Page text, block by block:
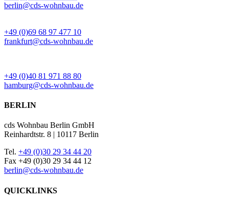
berlin@cds-wohnbau.de
+49 (0)69 68 97 477 10
frankfurt@cds-wohnbau.de
+49 (0)40 81 971 88 80
hamburg@cds-wohnbau.de
BERLIN
cds Wohnbau Berlin GmbH
Reinhardtstr. 8 | 10117 Berlin
Tel. +49 (0)30 29 34 44 20
Fax +49 (0)30 29 34 44 12
berlin@cds-wohnbau.de
QUICKLINKS